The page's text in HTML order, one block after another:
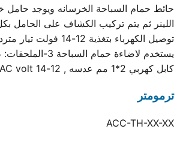
حائط حمام السباحة الخرسانه ويوجد
اللينر ثم يتم تركيب الكشاف على الحامل
كابل كهربي 2*1 مم عدسه , 12-14 AC volt
ترمومتر
ACC-TH-XX-XX